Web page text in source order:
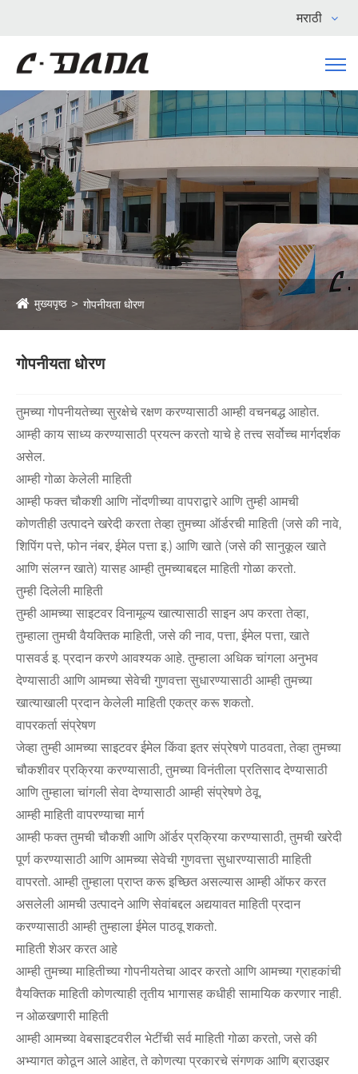
मराठी
मुख्यपृष्ठ गोपनीयता धोरण
गोपनीयता धोरण
तुमच्या गोपनीयतेच्या सुरक्षेचे रक्षण करण्यासाठी आम्ही वचनबद्ध आहोत.
आम्ही काय साध्य करण्यासाठी प्रयत्न करतो याचे हे तत्त्व सर्वोच्च मार्गदर्शक
असेल.
आम्ही गोळा केलेली माहिती
आम्ही फक्त चौकशी आणि नोंदणीच्या वापराद्वारे आणि तुम्ही आमची
कोणतीही उत्पादने खरेदी करता तेव्हा तुमच्या ऑर्डरची माहिती (जसे की नावे,
शिपिंग पत्ते, फोन नंबर, ईमेल पत्ता इ.) आणि खाते (जसे की सानुकूल खाते
आणि संलग्न खाते) यासह आम्ही तुमच्याबद्दल माहिती गोळा करतो.
तुम्ही दिलेली माहिती
तुम्ही आमच्या साइटवर विनामूल्य खात्यासाठी साइन अप करता तेव्हा,
तुम्हाला तुमची वैयक्तिक माहिती, जसे की नाव, पत्ता, ईमेल पत्ता, खाते
पासवर्ड इ. प्रदान करणे आवश्यक आहे. तुम्हाला अधिक चांगला अनुभव
देण्यासाठी आणि आमच्या सेवेची गुणवत्ता सुधारण्यासाठी आम्ही तुमच्या
खात्याखाली प्रदान केलेली माहिती एकत्र करू शकतो.
वापरकर्ता संप्रेषण
जेव्हा तुम्ही आमच्या साइटवर ईमेल किंवा इतर संप्रेषणे पाठवता, तेव्हा तुमच्या
चौकशीवर प्रक्रिया करण्यासाठी, तुमच्या विनंतीला प्रतिसाद देण्यासाठी
आणि तुम्हाला चांगली सेवा देण्यासाठी आम्ही संप्रेषणे ठेवू.
आम्ही माहिती वापरण्याचा मार्ग
आम्ही फक्त तुमची चौकशी आणि ऑर्डर प्रक्रिया करण्यासाठी, तुमची खरेदी
पूर्ण करण्यासाठी आणि आमच्या सेवेची गुणवत्ता सुधारण्यासाठी माहिती
वापरतो. आम्ही तुम्हाला प्राप्त करू इच्छित असल्यास आम्ही ऑफर करत
असलेली आमची उत्पादने आणि सेवांबद्दल अद्ययावत माहिती प्रदान
करण्यासाठी आम्ही तुम्हाला ईमेल पाठवू शकतो.
माहिती शेअर करत आहे
आम्ही तुमच्या माहितीच्या गोपनीयतेचा आदर करतो आणि आमच्या ग्राहकांची
वैयक्तिक माहिती कोणत्याही तृतीय भागासह कधीही सामायिक करणार नाही.
न ओळखणारी माहिती
आम्ही आमच्या वेबसाइटवरील भेटींची सर्व माहिती गोळा करतो, जसे की
अभ्यागत कोठून आले आहेत, ते कोणत्या प्रकारचे संगणक आणि ब्राउझर